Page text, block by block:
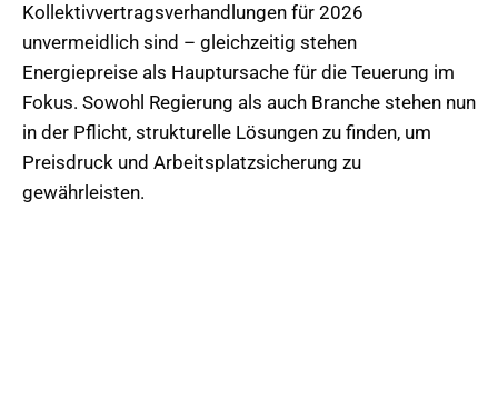
Kollektivvertragsverhandlungen für 2026
unvermeidlich sind – gleichzeitig stehen
Energiepreise als Hauptursache für die Teuerung im
Fokus. Sowohl Regierung als auch Branche stehen nun
in der Pflicht, strukturelle Lösungen zu finden, um
Preisdruck und Arbeitsplatzsicherung zu
gewährleisten.